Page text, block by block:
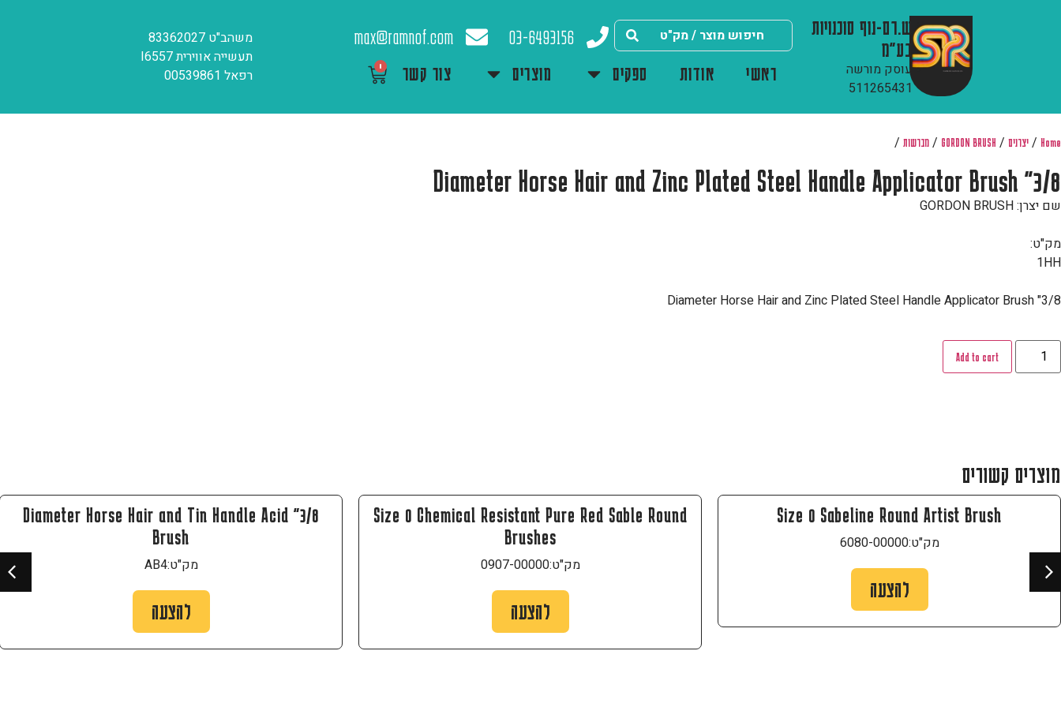
ש.רם-נוף סוכנויות
בע"מ
עוסק מורשה
511265431
03-6493156
max@ramnof.com
ראשי אודות ספקים מוצרים צור קשר 0
משהב"ט 83362027
תעשייה אווירית I6557
רפאל 00539861
Home
/ יצרנים /
GORDON BRUSH
/ מברשות /
3/8" Diameter Horse Hair and Zinc Plated Steel Handle Applicator Brush
שם יצרן: GORDON BRUSH
מק"ט:
1HH
3/8" Diameter Horse Hair and Zinc Plated Steel Handle Applicator Brush
Add to cart
מוצרים קשורים
Size 0 Sabeline Round Artist Brush
מק"ט:6080-00000
להצעה
Size 0 Chemical Resistant Pure Red Sable Round
Brushes
מק"ט:0907-00000
להצעה
3/8" Diameter Horse Hair and Tin Handle Acid
Brush
מק"ט:AB4
להצעה